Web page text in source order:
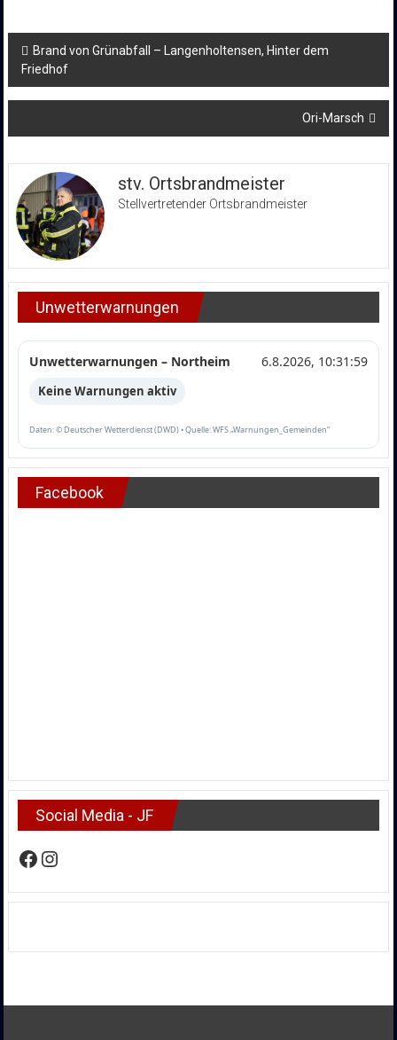
Beitragsnavigation
Brand von Grünabfall – Langenholtensen, Hinter dem
Friedhof
Ori-Marsch
stv. Ortsbrandmeister
Stellvertretender Ortsbrandmeister
Unwetterwarnungen
Unwetterwarnungen – Northeim 6.8.2026, 10:31:59
Keine Warnungen aktiv
Daten: © Deutscher Wetterdienst (DWD) • Quelle: WFS „Warnungen_Gemeinden“
Facebook
Social Media - JF
Facebook
Instagram